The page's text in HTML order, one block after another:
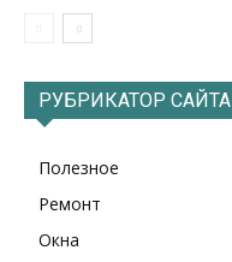
РУБРИКАТОР САЙТА
Полезное
Ремонт
Окна